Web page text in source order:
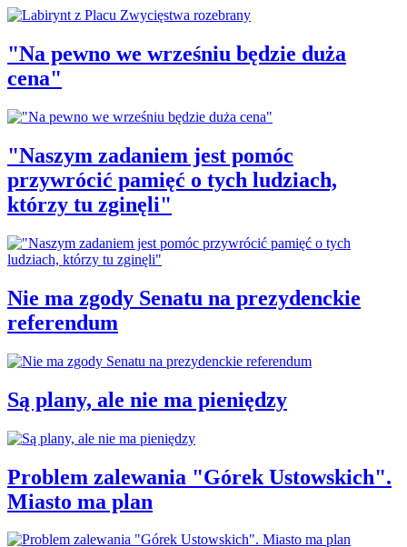
"Na pewno we wrześniu będzie duża
cena"
"Naszym zadaniem jest pomóc
przywrócić pamięć o tych ludziach,
którzy tu zginęli"
Nie ma zgody Senatu na prezydenckie
referendum
Są plany, ale nie ma pieniędzy
Problem zalewania "Górek Ustowskich".
Miasto ma plan